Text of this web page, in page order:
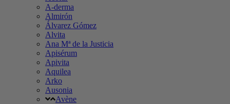
A-derma
Almirón
Álvarez Gómez
Alvita
Ana Mª de la Justicia
Apisérum
Apivita
Aquilea
Arko
Ausonia
Avène